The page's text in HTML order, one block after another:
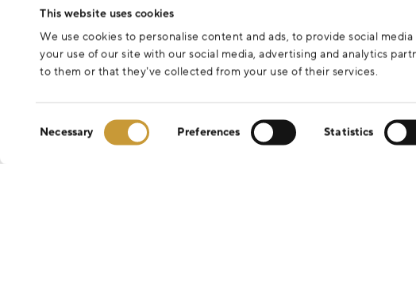
This website uses cookies
We use cookies to personalise content and ads, to provide social
your use of our site with our social media, advertising and analytics
to them or that they’ve collected from your use of their services.
Necessary Preferences Statistics